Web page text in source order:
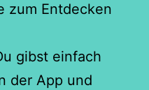
zum Entdecken
gibst einfach
der App und